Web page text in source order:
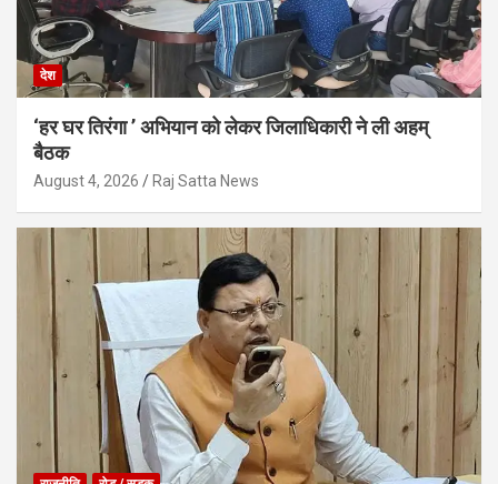
देश
‘हर घर तिरंगा ’ अभियान को लेकर जिलाधिकारी ने ली अहम्
बैठक
August 4, 2026 Raj Satta News